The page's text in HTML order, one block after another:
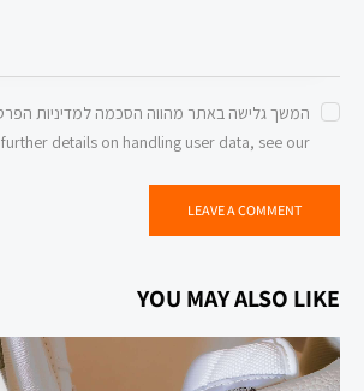
further details on handling user data, see our
YOU MAY ALSO LIKE